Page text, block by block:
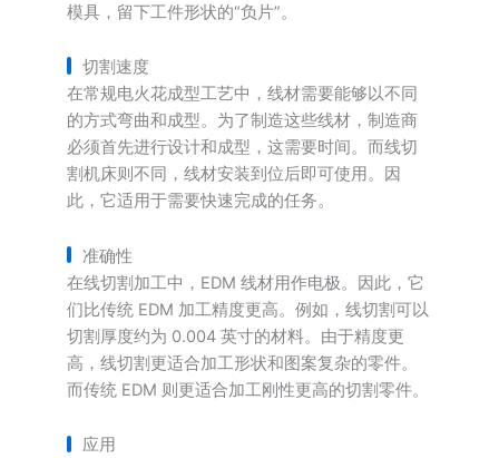
模具，留下工件形状的“负片”。
切割速度
在常规电火花成型工艺中，线材需要能够以不同
的方式弯曲和成型。为了制造这些线材，制造商
必须首先进行设计和成型，这需要时间。而线切
割机床则不同，线材安装到位后即可使用。因
此，它适用于需要快速完成的任务。
准确性
在线切割加工中，EDM 线材用作电极。因此，它
们比传统 EDM 加工精度更高。例如，线切割可以
切割厚度约为 0.004 英寸的材料。由于精度更
高，线切割更适合加工形状和图案复杂的零件。
而传统 EDM 则更适合加工刚性更高的切割零件。
应用